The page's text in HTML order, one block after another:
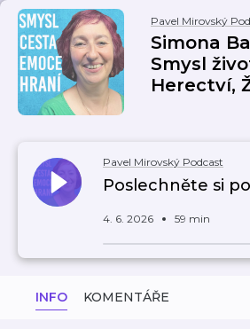
Pavel Mirovský
Simona
Smysl
Herectví,
Pavel Mirovský Podcast
Poslechněte si
4. 6. 2026 59 min
INFO KOMENTÁŘE